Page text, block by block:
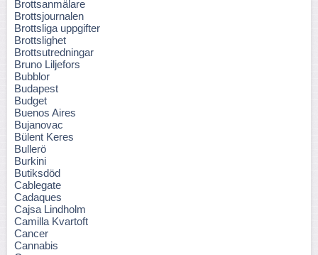
Brottsanmälare
Brottsjournalen
Brottsliga uppgifter
Brottslighet
Brottsutredningar
Bruno Liljefors
Bubblor
Budapest
Budget
Buenos Aires
Bujanovac
Bülent Keres
Bullerö
Burkini
Butiksdöd
Cablegate
Cadaques
Cajsa Lindholm
Camilla Kvartoft
Cancer
Cannabis